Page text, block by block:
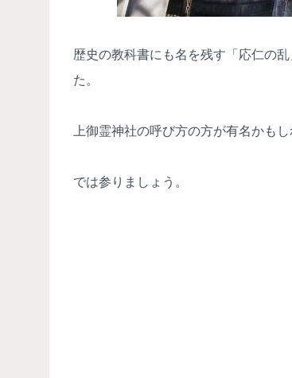
歴史の教科書にも名を残す「応仁の
た。
上御霊神社の呼び方の方が有名かもし
では参りましょう。